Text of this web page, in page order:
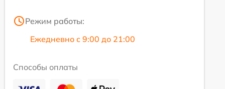
Режим работы:
Ежедневно с 9:00 до 21:00
Способы оплаты